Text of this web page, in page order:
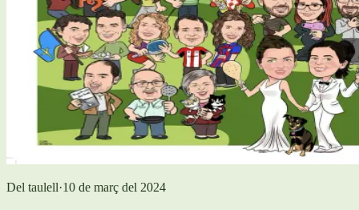
Del taulell·10 de març del 2024